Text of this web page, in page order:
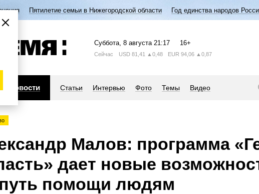
Пятилетие семьи в Нижегородской области Год единства народов
Суббота, 8 августа 21:17 16+
Сейчас USD 81,41 ▲0,48 EUR 94,06 ▲0,87
Новости Статьи Интервью Фото Темы Видео
Малов: программа
дает новые
помощи людям